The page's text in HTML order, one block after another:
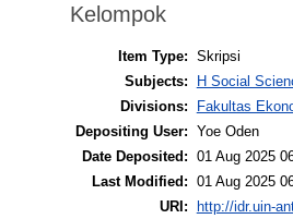
Kelompok
Item Type: Skripsi
Subjects:
H Social
Divisions:
Fakultas
Depositing User: Yoe Oden
Date Deposited: 01 Aug 2025
Last Modified: 01 Aug 2025
URI: http://idr.uin-